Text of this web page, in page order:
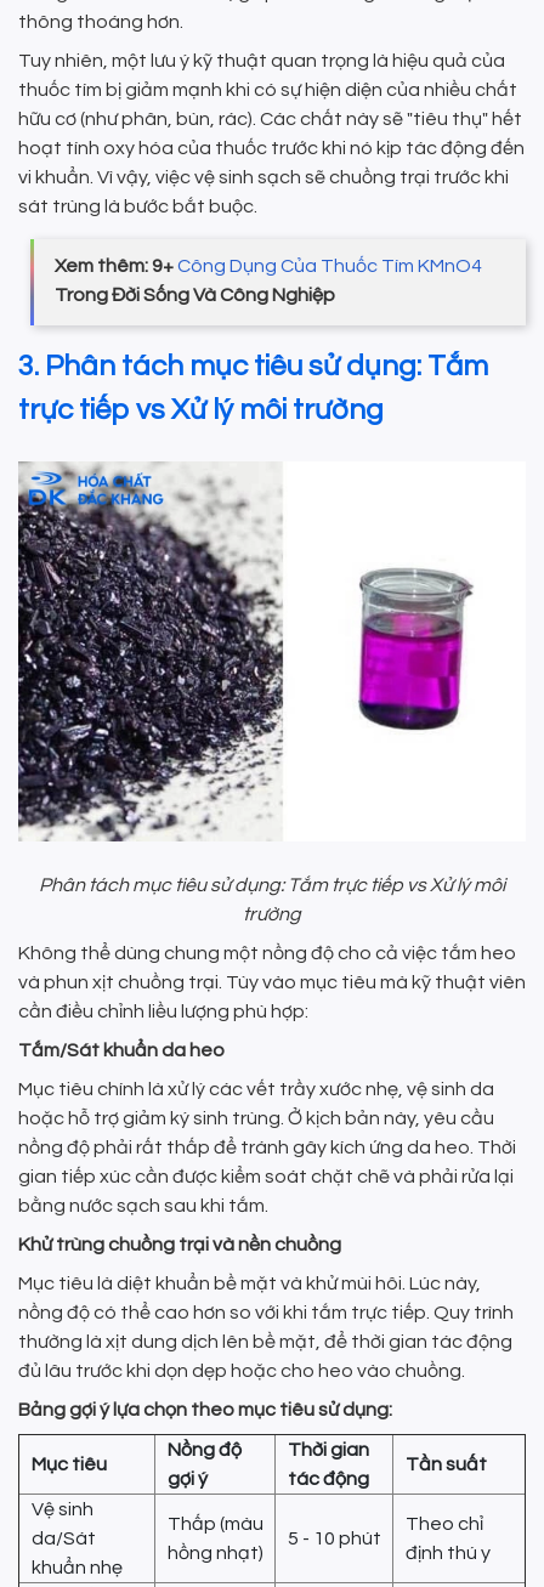
thông thoáng hơn.
Tuy nhiên, một lưu ý kỹ thuật quan trọng là hiệu quả của
thuốc tím bị giảm mạnh khi có sự hiện diện của nhiều chất
hữu cơ (như phân, bùn, rác). Các chất này sẽ "tiêu thụ" hết
hoạt tính oxy hóa của thuốc trước khi nó kịp tác động đến
vi khuẩn. Vì vậy, việc vệ sinh sạch sẽ chuồng trại trước khi
sát trùng là bước bắt buộc.
Xem thêm: 9+Công Dụng Của Thuốc Tím KMnO4
Trong Đời Sống Và Công Nghiệp
3. Phân tách mục tiêu sử dụng: Tắm
trực tiếp vs Xử lý môi trường
Phân tách mục tiêu sử dụng: Tắm trực tiếp vs Xử lý môi
trường
Không thể dùng chung một nồng độ cho cả việc tắm heo
và phun xịt chuồng trại. Tùy vào mục tiêu mà kỹ thuật viên
cần điều chỉnh liều lượng phù hợp:
Tắm/Sát khuẩn da heo
Mục tiêu chính là xử lý các vết trầy xước nhẹ, vệ sinh da
hoặc hỗ trợ giảm ký sinh trùng. Ở kịch bản này, yêu cầu
nồng độ phải rất thấp để tránh gây kích ứng da heo. Thời
gian tiếp xúc cần được kiểm soát chặt chẽ và phải rửa lại
bằng nước sạch sau khi tắm.
Khử trùng chuồng trại và nền chuồng
Mục tiêu là diệt khuẩn bề mặt và khử mùi hôi. Lúc này,
nồng độ có thể cao hơn so với khi tắm trực tiếp. Quy trình
thường là xịt dung dịch lên bề mặt, để thời gian tác động
đủ lâu trước khi dọn dẹp hoặc cho heo vào chuồng.
Bảng gợi ý lựa chọn theo mục tiêu sử dụng:
Mục tiêu
Nồng độ
gợi ý
Thời gian
tác động
Tần suất
Vệ sinh
da/Sát
khuẩn nhẹ
Thấp (màu
hồng nhạt)
5 - 10 phút
Theo chỉ
định thú y